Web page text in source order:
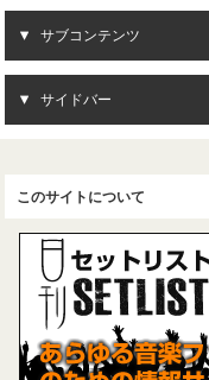
サブコンテンツ
サイドバー
このサイトについて